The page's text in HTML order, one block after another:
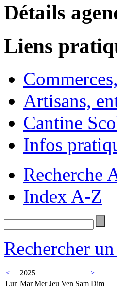
Détails
Liens
Artisans,
Cantine
Infos
Recherche
Index A-Z
Rechercher
< 2025
>
Lun Mar Mer Jeu Ven Sam Dim